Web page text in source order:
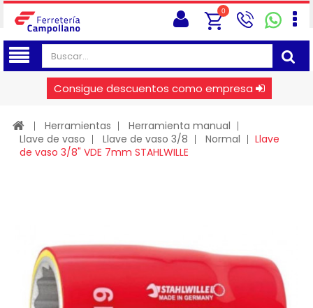
0
Consigue descuentos como empresa
Herramientas
Herramienta manual
Llave de vaso
Llave de vaso 3/8 Normal
Llave
de vaso 3/8" VDE 7mm STAHLWILLE